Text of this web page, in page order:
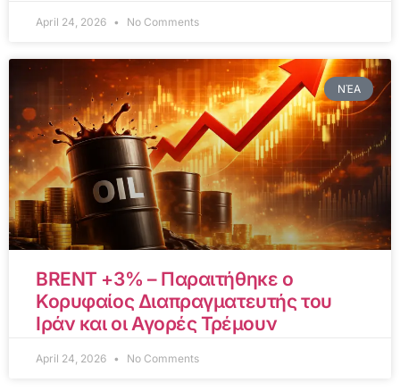
April 24, 2026 No Comments
ΝΈΑ
BRENT +3% – Παραιτήθηκε ο
Κορυφαίος Διαπραγματευτής του
Ιράν και οι Αγορές Τρέμουν
April 24, 2026 No Comments